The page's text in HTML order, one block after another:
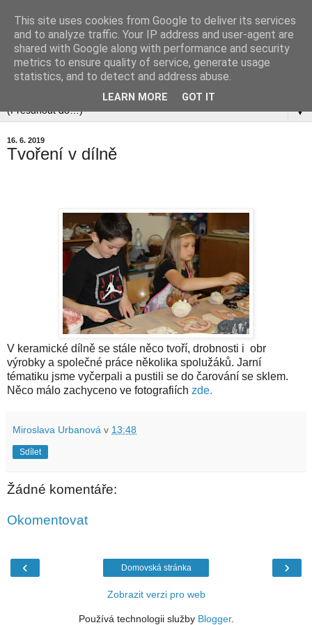
▼
16. 6. 2019
Tvoření v dílně
V keramické dílně se stále něco tvoří, drobnosti i obr
výrobky a společné práce několika spolužáků. Jarní
tématiku jsme vyčerpali a pustili se do čarování se sklem.
Něco málo zachyceno ve fotografiích zde.
Miroslava Urbanová v 13:48
Sdílet
Žádné komentáře:
Okomentovat
‹ ›
Domovská stránka
Zobrazit verzi pro web
Používá technologii služby Blogger.
This site uses cookies from Google to deliver its services
and to analyze traffic. Your IP address and user-agent are
shared with Google along with performance and security
metrics to ensure quality of service, generate usage
statistics, and to detect and address abuse.
LEARN MORE GOT IT